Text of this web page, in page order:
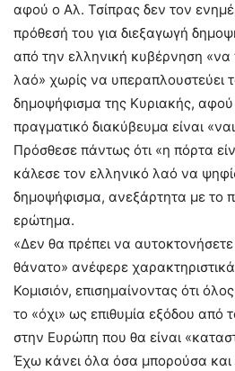
αφού ο Αλ. Τσίπρας δεν τον
πρόθεσή του για διεξαγωγή
από την ελληνική κυβέρνηση «να
λαό» χωρίς να υπεραπλουστεύει
δημοψήφισμα της Κυριακής, αφού
πραγματικό διακύβευμα είναι
Πρόσθεσε πάντως ότι «η πόρτα
κάλεσε τον ελληνικό λαό να
δημοψήφισμα, ανεξάρτητα με το
ερώτημα.
«Δεν θα πρέπει να
θάνατο» ανέφερε
Κομισιόν, επισημαίνοντας ότι
το «όχι» ως επιθυμία εξόδου από
στην Ευρώπη που θα είναι
Έχω κάνει όλα όσα μπορούσα και